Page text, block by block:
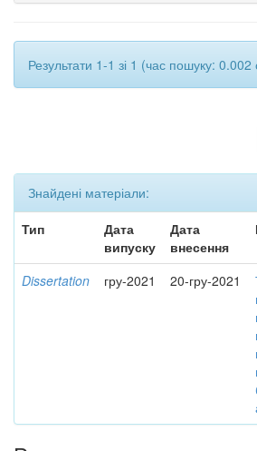
Результати 1-1 зі 1 (час пошуку: 0.002
Знайдені матеріали:
Тип
Дата
випуску
Дата
внесення
Dissertation гру-2021 20-гру-2021